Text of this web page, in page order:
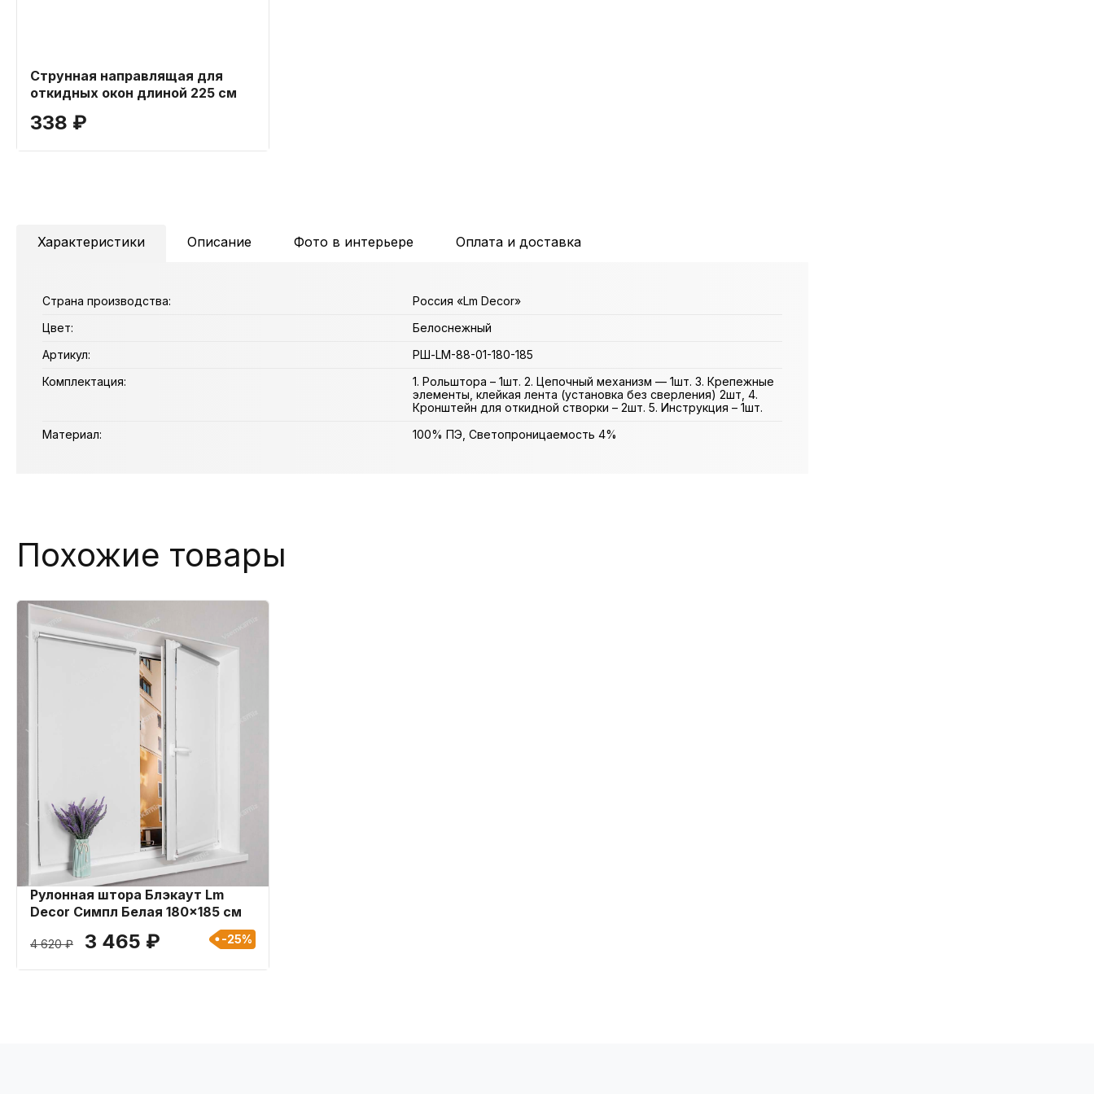
Струнная направлящая для
откидных окон длиной 225 см
338 ₽
Характеристики Описание Фото в интерьере Оплата и доставка
Страна производства:
Россия «Lm Decor»
Цвет:
Белоснежный
Артикул:
РШ-LM-88-01-180-185
Комплектация:
1. Рольштора – 1шт. 2. Цепочный механизм — 1шт. 3. Крепежные
элементы, клейкая лента (установка без сверления) 2шт, 4.
Кронштейн для откидной створки – 2шт. 5. Инструкция – 1шт.
Материал:
100% ПЭ, Светопроницаемость 4%
Похожие товары
Рулонная штора Блэкаут Lm
Decor Симпл Белая 180x185 см
4 620 ₽ 3 465 ₽ -25%